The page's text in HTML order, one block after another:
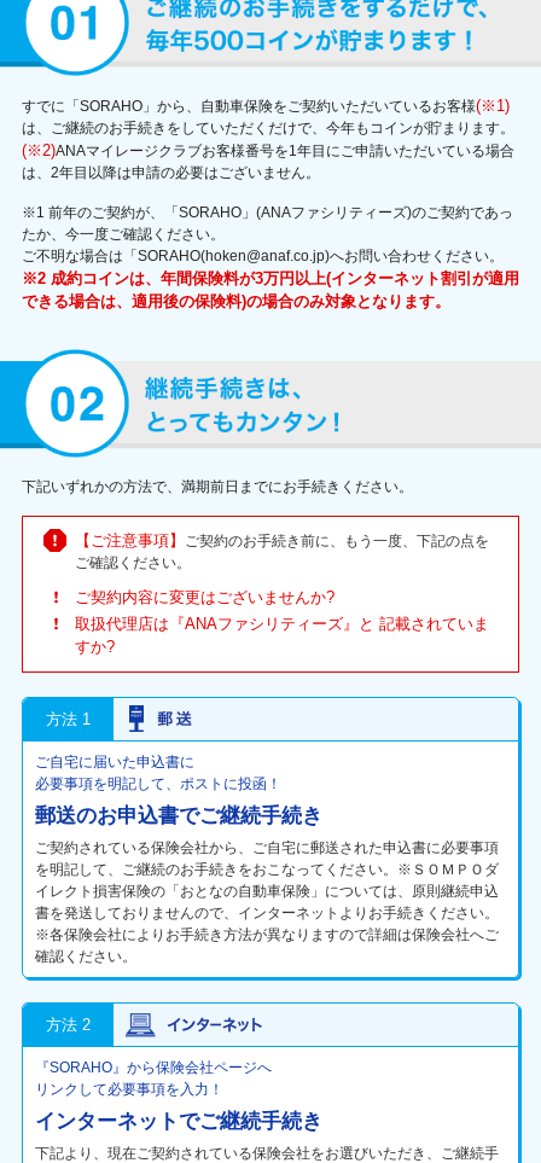
すでに「SORAHO」から、自動車保険をご契約いただいているお客様(※1)
は、ご継続のお手続きをしていただくだけで、今年もコインが貯まります。
(※2)ANAマイレージクラブお客様番号を1年目にご申請いただいている場合
は、2年目以降は申請の必要はございません。
※1 前年のご契約が、「SORAHO」(ANAファシリティーズ)のご契約であっ
たか、今一度ご確認ください。
ご不明な場合は「SORAHO(hoken@anaf.co.jp)へお問い合わせください。
※2 成約コインは、年間保険料が3万円以上(インターネット割引が適用
できる場合は、適用後の保険料)の場合のみ対象となります。
下記いずれかの方法で、満期前日までにお手続きください。
【ご注意事項】
ご契約のお手続き前に、もう一度、下記の点を
ご確認ください。
ご契約内容に変更はございませんか?
取扱代理店は『ANAファシリティーズ』と 記載されていま
すか?
方法 1
ご自宅に届いた申込書に
必要事項を明記して、ポストに投函！
郵送のお申込書でご継続手続き
ご契約されている保険会社から、ご自宅に郵送された申込書に必要事項
を明記して、ご継続のお手続きをおこなってください。※ＳＯＭＰＯダ
イレクト損害保険の「おとなの自動車保険」については、原則継続申込
書を発送しておりませんので、インターネットよりお手続きください。
※各保険会社によりお手続き方法が異なりますので詳細は保険会社へご
確認ください。
方法 2
『SORAHO』から保険会社ページへ
リンクして必要事項を入力！
インターネットでご継続手続き
下記より、現在ご契約されている保険会社をお選びいただき、ご継続手